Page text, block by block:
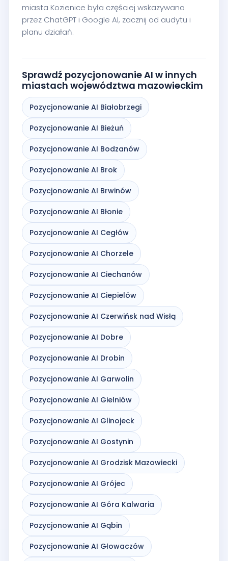
miasta Kozienice była częściej wskazywana
przez ChatGPT i Google AI, zacznij od audytu i
planu działań.
Sprawdź pozycjonowanie AI w innych
miastach województwa mazowieckim
Pozycjonowanie AI Białobrzegi
Pozycjonowanie AI Bieżuń
Pozycjonowanie AI Bodzanów
Pozycjonowanie AI Brok
Pozycjonowanie AI Brwinów
Pozycjonowanie AI Błonie
Pozycjonowanie AI Cegłów
Pozycjonowanie AI Chorzele
Pozycjonowanie AI Ciechanów
Pozycjonowanie AI Ciepielów
Pozycjonowanie AI Czerwińsk nad Wisłą
Pozycjonowanie AI Dobre
Pozycjonowanie AI Drobin
Pozycjonowanie AI Garwolin
Pozycjonowanie AI Gielniów
Pozycjonowanie AI Glinojeck
Pozycjonowanie AI Gostynin
Pozycjonowanie AI Grodzisk Mazowiecki
Pozycjonowanie AI Grójec
Pozycjonowanie AI Góra Kalwaria
Pozycjonowanie AI Gąbin
Pozycjonowanie AI Głowaczów